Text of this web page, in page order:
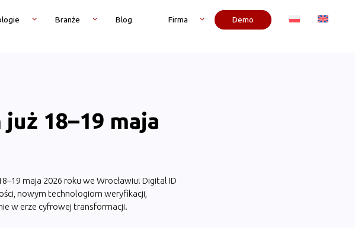
Branże Blog Firma Demo
18–19 maja
maja 2026 roku we Wrocławiu! Digital ID
nowym technologiom weryfikacji,
w erze cyfrowej transformacji.